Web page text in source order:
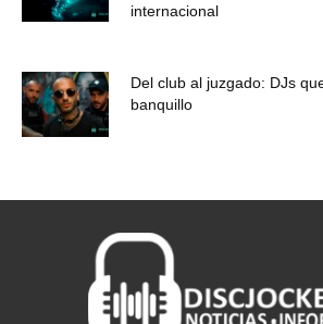
internacional
Del club al juzgado: DJs
banquillo